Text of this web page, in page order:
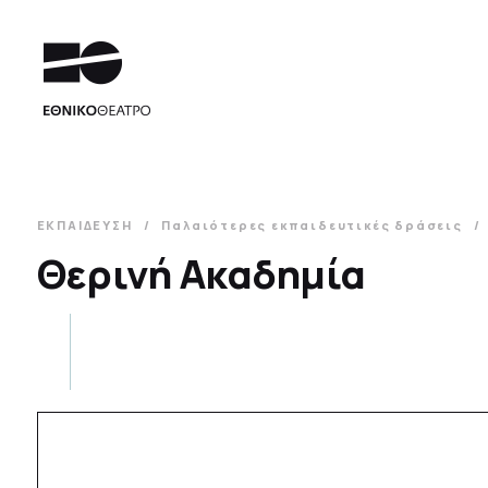
ΕΚΠΑΙΔΕΥΣΗ Παλαιότερες εκπαιδευτικές δράσεις
Θερινή Ακαδημία